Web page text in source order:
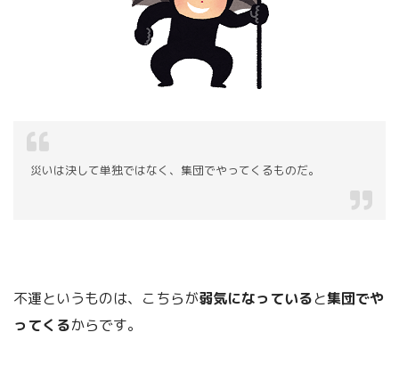
災いは決して単独ではなく、集団でやってくるものだ。
不運というものは、こちらが弱気になっていると集団でや
ってくるからです。